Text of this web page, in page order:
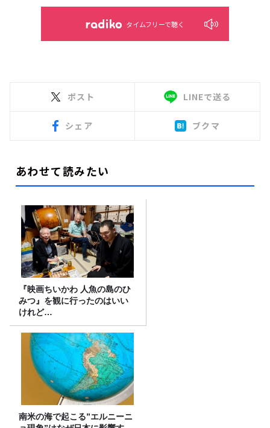
タイムフリーで聴く
ポスト LINEで送る
シェア ブクマ
あわせて読みたい
『映画ちいかわ 人魚の島のひ
みつ』を観に行ったのはいい
けれど…
南米の海で起こる”エルニーニ